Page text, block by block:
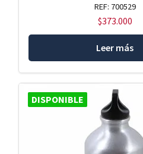
REF: 700529
$373.000
Leer más
DISPONIBLE